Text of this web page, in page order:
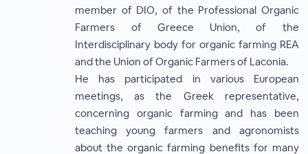
member of DIO, of the Professional Organic
Farmers of Greece Union, of the
Interdisciplinary body for organic farming REA
and the Union of Organic Farmers of Laconia.
He has participated in various European
meetings, as the Greek representative,
concerning organic farming and has been
teaching young farmers and agronomists
about the organic farming benefits for many